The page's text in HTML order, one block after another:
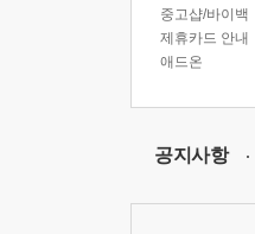
중고샵/바이백
제휴카드 안내
애드온
공지사항